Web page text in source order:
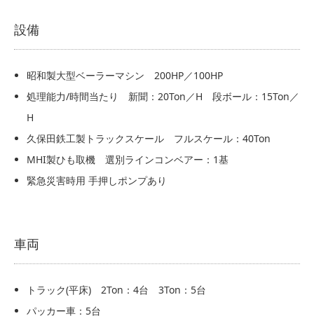
設備
昭和製大型ベーラーマシン 200HP／100HP
処理能力/時間当たり 新聞：20Ton／H 段ボール：15Ton／
H
久保田鉄工製トラックスケール フルスケール：40Ton
MHI製ひも取機 選別ラインコンベアー：1基
緊急災害時用 手押しポンプあり
車両
トラック(平床) 2Ton：4台 3Ton：5台
パッカー車：5台